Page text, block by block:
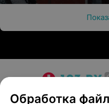
О проекте Новости
Обработка